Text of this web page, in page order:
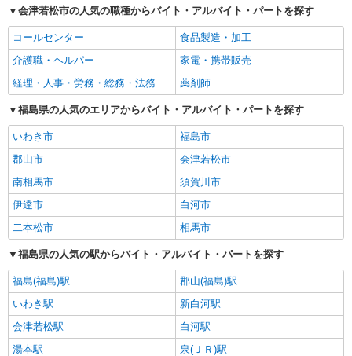
会津若松市の人気の職種からバイト・アルバイト・パートを探す
コールセンター
食品製造・加工
介護職・ヘルパー
家電・携帯販売
経理・人事・労務・総務・法務
薬剤師
福島県の人気のエリアからバイト・アルバイト・パートを探す
いわき市
福島市
郡山市
会津若松市
南相馬市
須賀川市
伊達市
白河市
二本松市
相馬市
福島県の人気の駅からバイト・アルバイト・パートを探す
福島(福島)駅
郡山(福島)駅
いわき駅
新白河駅
会津若松駅
白河駅
湯本駅
泉(ＪＲ)駅